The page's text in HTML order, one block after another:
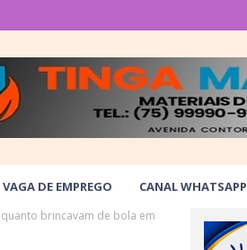
VAGA DE EMPREGO CANAL WHATSAPP
brincavam de bola em